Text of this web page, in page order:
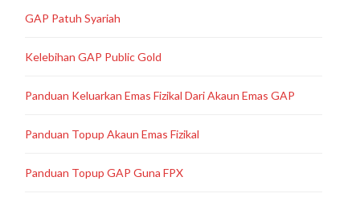
GAP Patuh Syariah
Kelebihan GAP Public Gold
Panduan Keluarkan Emas Fizikal Dari Akaun Emas GAP
Panduan Topup Akaun Emas Fizikal
Panduan Topup GAP Guna FPX